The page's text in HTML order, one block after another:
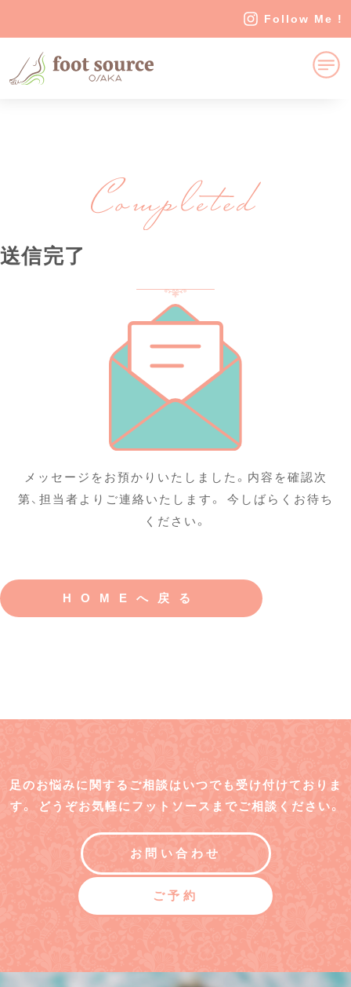
Follow Me !
送信完了
メッセージをお預かりいたしました。 内容を確認次
第、担当者よりご連絡いたします。 今しばらくお待ち
ください。
HOMEへ戻る
足のお悩みに関するご相談はいつでも受け付けておりま
す。
どうぞお気軽にフットソースまでご相談ください。
お問い合わせ
ご予約